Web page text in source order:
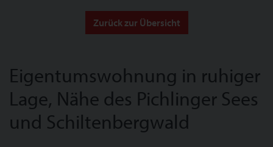
Zurück zur Übersicht
Eigentumswohnung in ruhiger
Lage, Nähe des Pichlinger Sees
und Schiltenbergwald